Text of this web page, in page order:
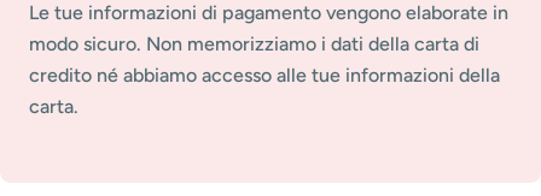
Le tue informazioni di pagamento vengono elaborate in
modo sicuro. Non memorizziamo i dati della carta di
credito né abbiamo accesso alle tue informazioni della
carta.